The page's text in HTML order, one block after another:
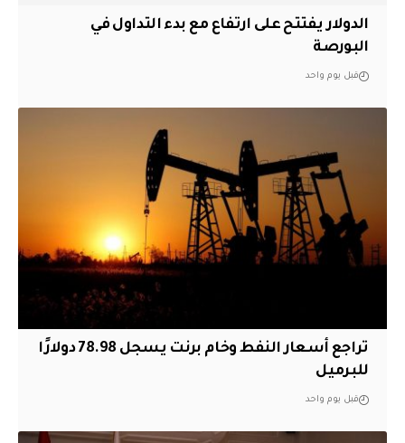
الدولار يفتتح على ارتفاع مع بدء التداول في
البورصة
قبل يوم واحد
تراجع أسعار النفط وخام برنت يسجل 78.98 دولارًا
للبرميل
قبل يوم واحد